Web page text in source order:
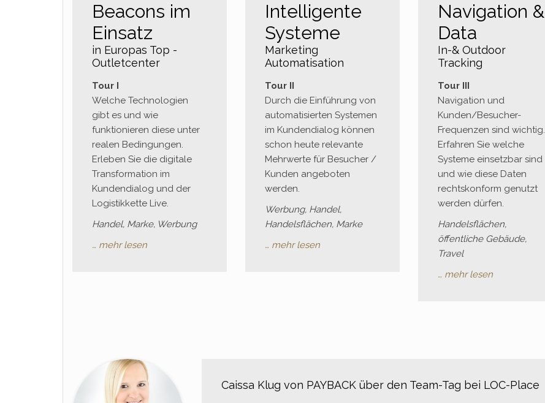
Beacons im
Einsatz
in Europas Top -
Outletcenter
Tour I
Welche Technologien
gibt es und wie
funktionieren diese unter
realen Bedingungen.
Erleben Sie die digitale
Transformation im
Kundendialog und der
Logistikkette Live.
Handel, Marke, Werbung
… mehr lesen
Intelligente
Systeme
Marketing
Automatisation
Tour II
Durch die Einführung von
automatisierten Systemen
im Kundendialog können
schon heute relevante
Mehrwerte für Besucher /
Kunden angeboten
werden.
Werbung, Handel,
Handelsflächen, Marke
… mehr lesen
Navigation &
Data
In-& Outdoor
Tracking
Tour III
Navigation und
Kunden/Besucher-
Frequenzen sind wichtig.
Erfahren Sie welche
Systeme einsetzbar sind
und wie diese Daten
rechtskonform genutzt
werden dürfen.
Handelsflächen,
öffentliche Gebäude,
Travel
… mehr lesen
Caissa Klug von PAYBACK über den Team-Tag bei LOC-Place